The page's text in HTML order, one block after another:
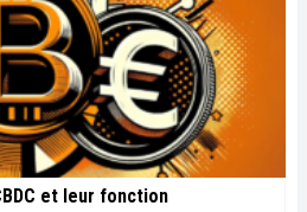
et leur fonction